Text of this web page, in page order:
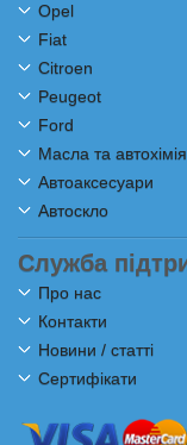
Opel
Fiat
Citroen
Peugeot
Ford
Масла та автохімія
Автоаксесуари
Автоскло
Служба
Про нас
Контакти
Новини / статті
Сертифікати